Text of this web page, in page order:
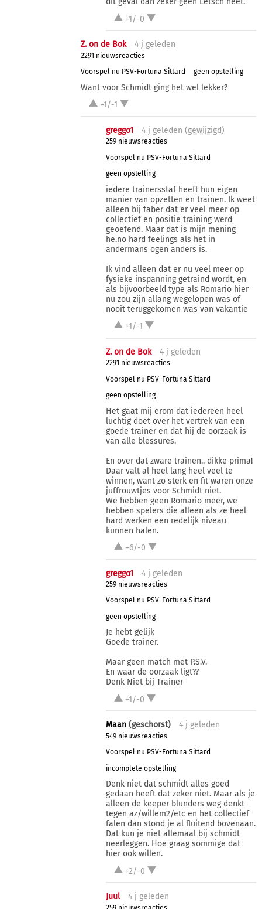
+1/-0
Z. on de Bok 4 j geleden
2291 nieuwsreacties
Voorspel nu PSV-Fortuna Sittard
geen opstelling
Want voor Schmidt ging het wel lekker?
+1/-1
greggo1 4 j geleden (gewijzigd)
259 nieuwsreacties
Voorspel nu PSV-Fortuna Sittard
geen opstelling
iedere trainersstaf heeft hun eigen
manier van opzetten en trainen. Ik weet
alleen bij faber dat er veel meer op
collectief en positie training werd
geoefend. Maar dat is mijn mening
he.no hard feelings als het in
andermans ogen anders is.
Ik vind alleen dat er nu veel meer op
fysieke inspanning getraind wordt, en
als bijvoorbeeld type als Romario hier
nu zou zijn allang wegelopen was of
nooit teruggekomen was van vakantie
+1/-1
Z. on de Bok 4 j geleden
2291 nieuwsreacties
Voorspel nu PSV-Fortuna Sittard
geen opstelling
Het gaat mij erom dat iedereen heel
luchtig doet over het vertrek van een
goede trainer en dat hij de oorzaak is
van alle blessures.
En over dat zware trainen.. dikke prima!
Daar valt al heel lang heel veel te
winnen, want zo sterk en fit waren onze
juffrouwtjes voor Schmidt niet.
We hebben geen Romario meer, we
hebben spelers die alleen als ze heel
hard werken een redelijk niveau
kunnen halen.
+6/-0
greggo1 4 j geleden
259 nieuwsreacties
Voorspel nu PSV-Fortuna Sittard
geen opstelling
Je hebt gelijk
Goede trainer.
Maar geen match met P.S.V.
En waar de oorzaak ligt??
Denk Niet bij Trainer
+1/-0
Maan (geschorst) 4 j geleden
549 nieuwsreacties
Voorspel nu PSV-Fortuna Sittard
incomplete opstelling
Denk niet dat schmidt alles goed
gedaan heeft dat zeker niet. Maar als je
alleen de keeper blunders weg denkt
tegen az/willem2/etc en het collectief
falen dan stond je al fluitend bovenaan.
Dat kun je niet allemaal bij schmidt
neerleggen. Hoe graag sommige dat
hier ook willen.
+2/-0
Juul 4 j geleden